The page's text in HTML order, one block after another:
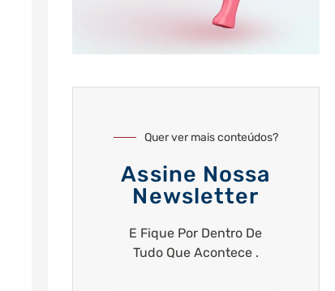
Quer ver mais conteúdos?
Assine Nossa
Newsletter
E Fique Por Dentro De
Tudo Que Acontece .